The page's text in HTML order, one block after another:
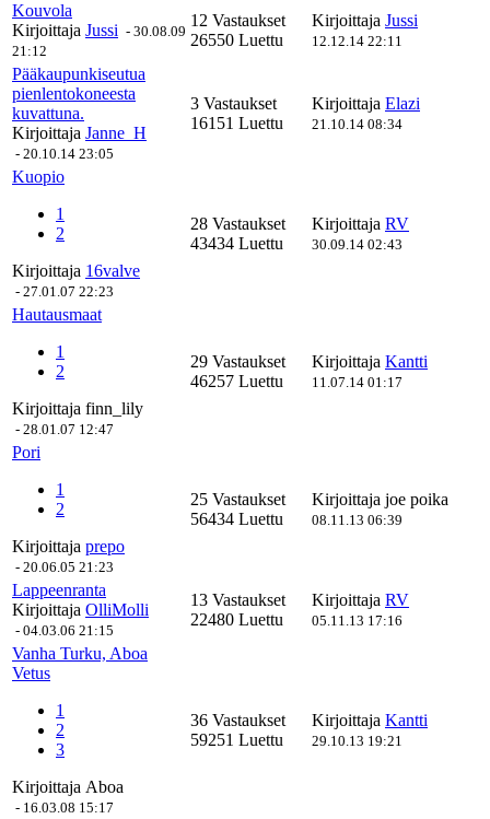
Kouvola
Kirjoittaja Jussi - 30.08.09
21:12
12 Vastaukset
26550 Luettu
Kirjoittaja Jussi
12.12.14 22:11
Pääkaupunkiseutua
pienlentokoneesta
kuvattuna.
Kirjoittaja Janne_H
- 20.10.14 23:05
3 Vastaukset
16151 Luettu
Kirjoittaja Elazi
21.10.14 08:34
Kuopio
1
2
Kirjoittaja 16valve
- 27.01.07 22:23
28 Vastaukset
43434 Luettu
Kirjoittaja RV
30.09.14 02:43
Hautausmaat
1
2
Kirjoittaja finn_lily
- 28.01.07 12:47
29 Vastaukset
46257 Luettu
Kirjoittaja Kantti
11.07.14 01:17
Pori
1
2
Kirjoittaja prepo
- 20.06.05 21:23
25 Vastaukset
56434 Luettu
Kirjoittaja joe poika
08.11.13 06:39
Lappeenranta
Kirjoittaja OlliMolli
- 04.03.06 21:15
13 Vastaukset
22480 Luettu
Kirjoittaja RV
05.11.13 17:16
Vanha Turku, Aboa
Vetus
1
2
3
Kirjoittaja Aboa
- 16.03.08 15:17
36 Vastaukset
59251 Luettu
Kirjoittaja Kantti
29.10.13 19:21